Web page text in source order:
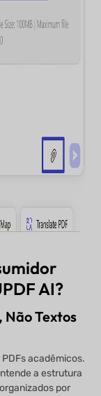
AI?
Textos
acadêmicos.
a estrutura
por